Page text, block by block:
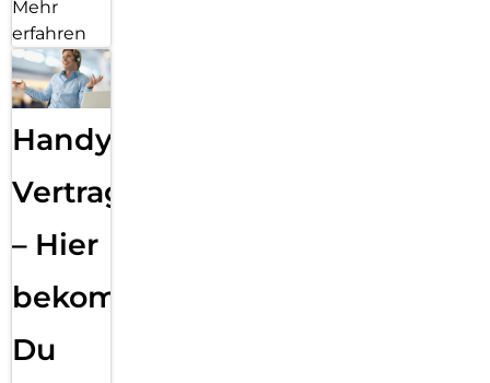
Mehr
erfahren
Handy
Vertragsabwicklung
– Hier
bekommst
Du